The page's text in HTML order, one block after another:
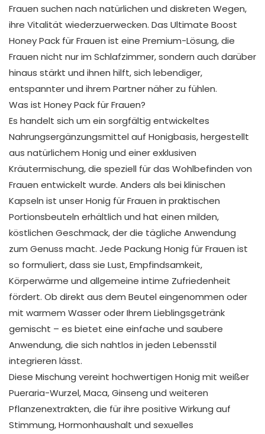
Frauen suchen nach natürlichen und diskreten Wegen,
ihre Vitalität wiederzuerwecken. Das Ultimate Boost
Honey Pack für Frauen ist eine Premium-Lösung, die
Frauen nicht nur im Schlafzimmer, sondern auch darüber
hinaus stärkt und ihnen hilft, sich lebendiger,
entspannter und ihrem Partner näher zu fühlen.
Was ist Honey Pack für Frauen?
Es handelt sich um ein sorgfältig entwickeltes
Nahrungsergänzungsmittel auf Honigbasis, hergestellt
aus natürlichem Honig und einer exklusiven
Kräutermischung, die speziell für das Wohlbefinden von
Frauen entwickelt wurde. Anders als bei klinischen
Kapseln ist unser Honig für Frauen in praktischen
Portionsbeuteln erhältlich und hat einen milden,
köstlichen Geschmack, der die tägliche Anwendung
zum Genuss macht. Jede Packung Honig für Frauen ist
so formuliert, dass sie Lust, Empfindsamkeit,
Körperwärme und allgemeine intime Zufriedenheit
fördert. Ob direkt aus dem Beutel eingenommen oder
mit warmem Wasser oder Ihrem Lieblingsgetränk
gemischt – es bietet eine einfache und saubere
Anwendung, die sich nahtlos in jeden Lebensstil
integrieren lässt.
Diese Mischung vereint hochwertigen Honig mit weißer
Pueraria-Wurzel, Maca, Ginseng und weiteren
Pflanzenextrakten, die für ihre positive Wirkung auf
Stimmung, Hormonhaushalt und sexuelles